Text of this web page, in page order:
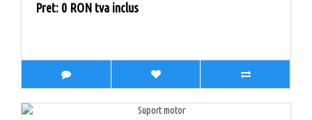
Pret: 0 RON tva inclus